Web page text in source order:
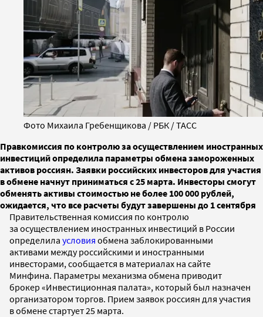
Фото Михаила Гребенщикова / РБК / ТАСС
Правкомиссия по контролю за осуществлением иностранных
инвестиций определила параметры обмена замороженных
активов россиян. Заявки российских инвесторов для участия
в обмене начнут приниматься с 25 марта. Инвесторы смогут
обменять активы стоимостью не более 100 000 рублей,
ожидается, что все расчеты будут завершены до 1 сентября
Правительственная комиссия по контролю
за осуществлением иностранных инвестиций в России
определила условия обмена заблокированными
активами между российскими и иностранными
инвесторами, сообщается в материалах на сайте
Минфина. Параметры механизма обмена приводит
брокер «Инвестиционная палата», который был назначен
организатором торгов. Прием заявок россиян для участия
в обмене стартует 25 марта.